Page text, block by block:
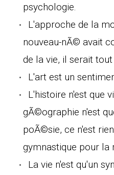
psychologie.
L'approche de la
nouveau-nÃ© avait
de la vie, il serait
L'art est un
L'histoire n'est que
gÃ©ographie n'est
poÃ©sie, ce n'est
gymnastique pour la
La vie n'est qu'un